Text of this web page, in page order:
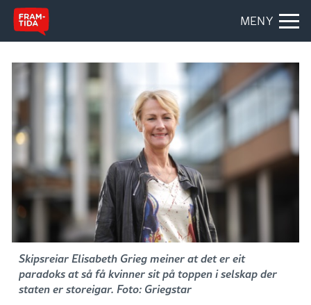
MENY
Skipsreiar Elisabeth Grieg meiner at det er eit
paradoks at så få kvinner sit på toppen i selskap der
staten er storeigar. Foto: Griegstar